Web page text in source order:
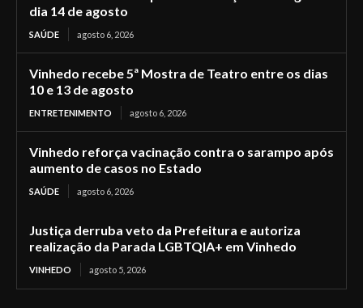
dia 14 de agosto
SAÚDE agosto 6, 2026
Vinhedo recebe 5ª Mostra de Teatro entre os dias
10 e 13 de agosto
ENTRETENIMENTO agosto 6, 2026
Vinhedo reforça vacinação contra o sarampo após
aumento de casos no Estado
SAÚDE agosto 6, 2026
Justiça derruba veto da Prefeitura e autoriza
realização da Parada LGBTQIA+ em Vinhedo
VINHEDO agosto 5, 2026